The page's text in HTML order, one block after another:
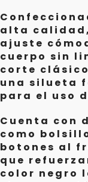
alta
ajuste
cuerpo sin
corte
una silueta
para el uso
Cuenta con
como
botones al
que
color negro